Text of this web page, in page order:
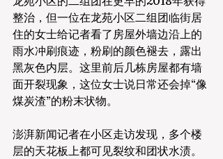
整治，但一位在龙苑小区二组团临街居
住的女士给记者看了房屋外墙边沿上的
雨水冲刷痕迹，粉刷的颜色褪去，露出
黑灰色内层。这里前后几栋房屋都有墙
面开裂现象，这位女士说日常还会掉“像
煤炭渣”的粉末状物。
澎湃新闻记者在小区走访发现，多个楼
层的天花板上都可见裂纹和团状水渍。